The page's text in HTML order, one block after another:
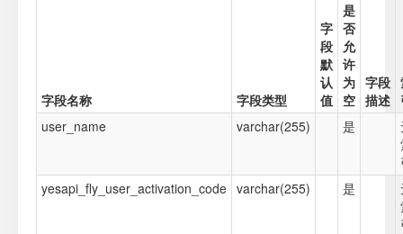
字段名称 字段类型
字
段
默
认
值
是
否
允
许
为
空
字段
描述
user_name
varchar(255) 是
yesapi_fly_user_activation_code varchar(255) 是